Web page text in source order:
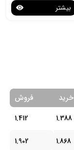
بیشتر
خرید فروش
1.388
1.412
1.868
1.902